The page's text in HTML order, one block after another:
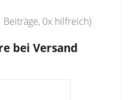
Beiträge, 0x hilfreich)
bei Versand